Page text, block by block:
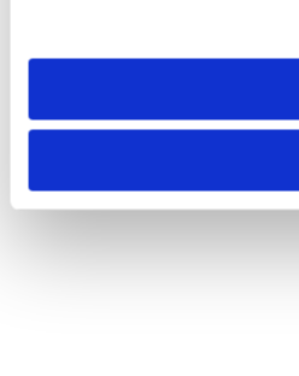
need to be set again.